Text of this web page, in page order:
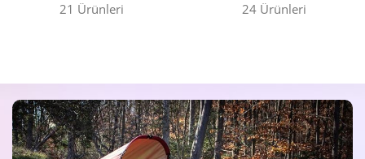
21 Ürünleri 24 Ürünleri